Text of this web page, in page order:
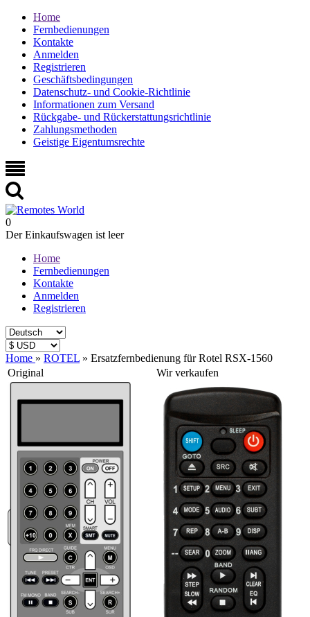
Home
Fernbedienungen
Kontakte
Anmelden
Registrieren
Geschäftsbedingungen
Datenschutz- und Cookie-Richtlinie
Informationen zum Versand
Rückgabe- und Rückerstattungsrichtlinie
Zahlungsmethoden
Geistige Eigentumsrechte
0
Der Einkaufswagen ist leer
Home
Fernbedienungen
Kontakte
Anmelden
Registrieren
Home » ROTEL » Ersatzfernbedienung für Rotel RSX-1560
Original
Wir verkaufen